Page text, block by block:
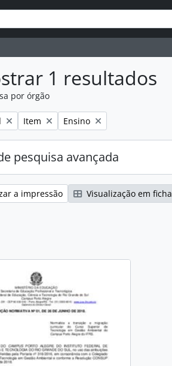
de busca
1 resultados
por órgão
Remover filtro:
Item Remover filtro:
Ensino
pesquisa avançada
a impressão Visualização em ficha